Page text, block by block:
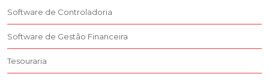
Software de Controladoria
Software de Gestão Financeira
Tesouraria